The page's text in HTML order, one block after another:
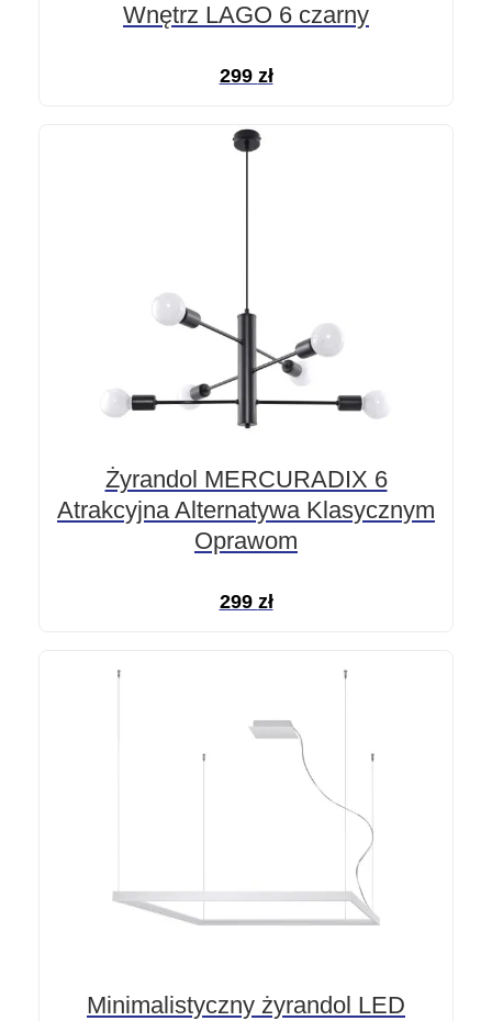
Wnętrz LAGO 6 czarny
299 zł
Żyrandol MERCURADIX 6
Atrakcyjna Alternatywa Klasycznym
Oprawom
299 zł
Minimalistyczny żyrandol LED